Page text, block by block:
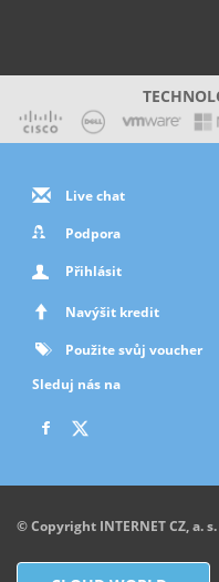
Live chat
Podpora
Přihlásit
Navýšit kredit
Použite svůj voucher
Sleduj nás na
© Copyright INTERNET CZ, a.